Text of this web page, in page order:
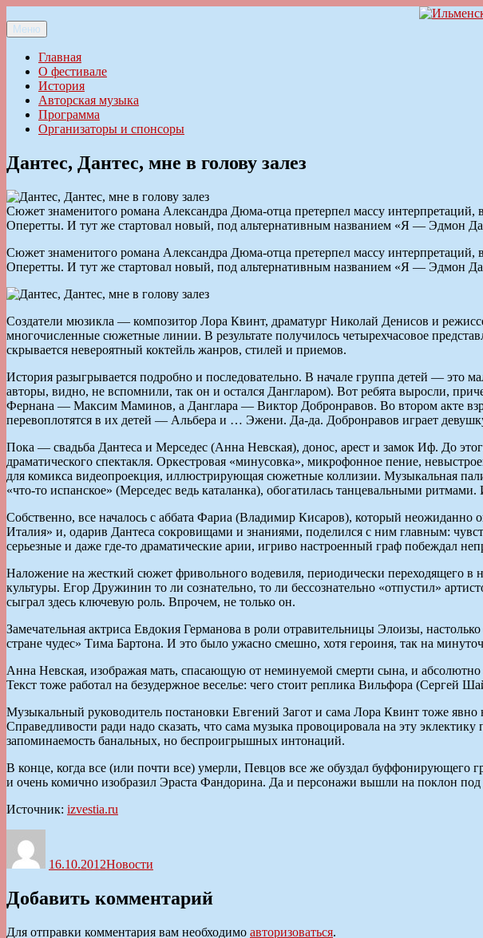
к
содержимому
Ильменский фестиваль авторской песни
Меню
Главная
О фестивале
История
Авторская музыка
Программа
Организаторы и спонсоры
Дантес, Дантес, мне в голову залез
Сюжет знаменитого романа Александра Дюма-отца претерпел массу
Оперетты. И тут же стартовал новый, под альтернативным названием «Я — Эдмон
Сюжет знаменитого романа Александра Дюма-отца претерпел массу
Оперетты. И тут же стартовал новый, под альтернативным названием «Я — Эдмон
Создатели мюзикла — композитор Лора Квинт, драматург Николай Денисов и
многочисленные сюжетные линии. В результате получилось четырехчасовое
скрывается невероятный коктейль жанров, стилей и приемов.
История разыгрывается подробно и последовательно. В начале группа детей —
авторы, видно, не вспомнили, так он и остался Дангларом). Вот ребята выросли,
Фернана — Максим Маминов, а Данглара — Виктор Добронравов. Во втором акте
перевоплотятся в их детей — Альбера и … Эжени. Да-да. Добронравов играет
Пока — свадьба Дантеса и Мерседес (Анна Невская), донос, арест и замок Иф. До
драматического спектакля. Оркестровая «минусовка», микрофонное пение,
для комикса видеопроекция, иллюстрирующая сюжетные коллизии. Музыкальная
«что-то испанское» (Мерседес ведь каталанка), обогатилась танцевальными
Собственно, все началось с аббата Фариа (Владимир Кисаров), который
Италия» и, одарив Дантеса сокровищами и знаниями, поделился с ним главным:
серьезные и даже где-то драматические арии, игриво настроенный граф побеждал
Наложение на жесткий сюжет фривольного водевиля, периодически переходящего
культуры. Егор Дружинин то ли сознательно, то ли бессознательно «отпустил»
сыграл здесь ключевую роль. Впрочем, не только он.
Замечательная актриса Евдокия Германова в роли отравительницы Элоизы,
стране чудес» Тима Бартона. И это было ужасно смешно, хотя героиня, так на
Анна Невская, изображая мать, спасающую от неминуемой смерти сына, и абсолютно
Текст тоже работал на безудержное веселье: чего стоит реплика Вильфора (Сергей
Музыкальный руководитель постановки Евгений Загот и сама Лора Квинт тоже
Справедливости ради надо сказать, что сама музыка провоцировала на эту
запоминаемость банальных, но беспроигрышных интонаций.
В конце, когда все (или почти все) умерли, Певцов все же обуздал буффонирующего
и очень комично изобразил Эраста Фандорина. Да и персонажи вышли на поклон под
Источник: izvestia.ru
16.10.2012Новости
Добавить комментарий
Для отправки комментария вам необходимо авторизоваться.